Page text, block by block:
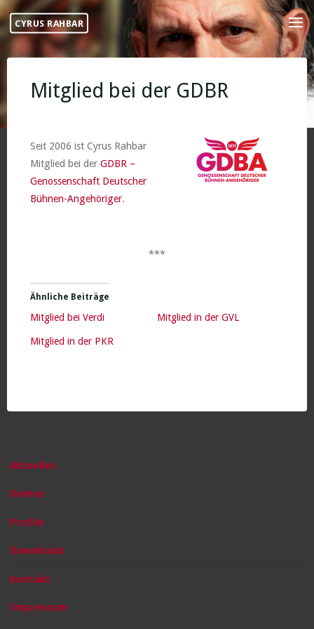
Skip
content
CYRUS RAHBAR
Mitglied bei der GDBR
Seit 2006 ist Cyrus Rahbar
Mitglied bei der GDBR –
Genossenschaft Deutscher
Bühnen-Angehöriger.
***
Ähnliche Beiträge
Mitglied bei Verdi Mitglied in der GVL
Mitglied in der PKR
Aktuelles
Demos
Profile
Downloads
Kontakt
Impressum